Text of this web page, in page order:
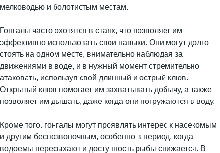
мелководью и болотистым местам.
Гонгалы часто охотятся в стаях, что позволяет им
эффективно использовать свои навыки. Они могут долго
стоять на одном месте, внимательно наблюдая за
движениями в воде, и в нужный момент стремительно
атаковать, используя свой длинный и острый клюв.
Открытый клюв помогает им захватывать добычу, а также
позволяет им дышать, даже когда они погружаются в воду.
Кроме того, гонгалы могут проявлять интерес к насекомым
и другим беспозвоночным, особенно в период, когда
водоемы пересыхают и доступность рыбы снижается. В